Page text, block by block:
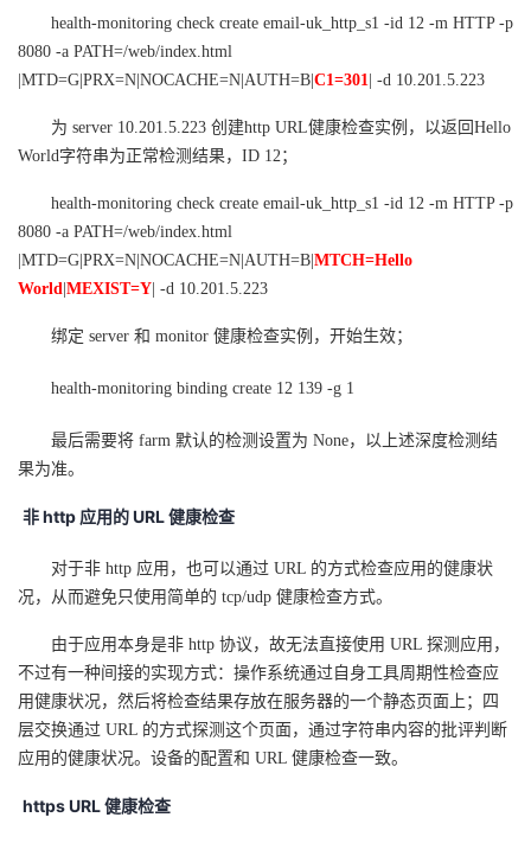
者
我
的
课
程
我
的
认
证
我
的
实
验
我
的
收
藏
支
我
的
技
术
支
持
我
的
云
声
建
议
health-monitoring check create email-uk_http_s1 -id 12 -m HTTP -p
8080 -a PATH=/web/index.html
|MTD=G|PRX=N|NOCACHE=N|AUTH=B| C1=301 | -d 10.201.5.223
为 server 10.201.5.223 创建http URL健康检查实例，以返回Hello
World字符串为正常检测结果，ID 12；
health-monitoring check create email-uk_http_s1 -id 12 -m HTTP -p
8080 -a PATH=/web/index.html
|MTD=G|PRX=N|NOCACHE=N|AUTH=B| MTCH=Hello
World MEXIST=Y | -d 10.201.5.223
绑定 server 和 monitor 健康检查实例，开始生效；
health-monitoring binding create 12 139 -g 1
最后需要将 farm 默认的检测设置为 None，以上述深度检测结
果为准。
非 http 应用的 URL健康检查
对于非 http 应用，也可以通过 URL 的方式检查应用的健康状
况，从而避免只使用简单的 tcp/udp 健康检查方式。
由于应用本身是非 http 协议，故无法直接使用 URL 探测应用，
不过有一种间接的实现方式：操作系统通过自身工具周期性检查应
用健康状况，然后将检查结果存放在服务器的一个静态页面上；四
层交换通过 URL 的方式探测这个页面，通过字符串内容的批评判断
应用的健康状况。设备的配置和 URL 健康检查一致。
https URL健康检查